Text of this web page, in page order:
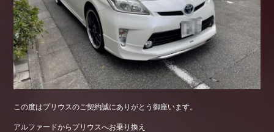
この度はプリウスのご契約誠にありがとう御座います。
アルファードからプリウスへお乗り換え